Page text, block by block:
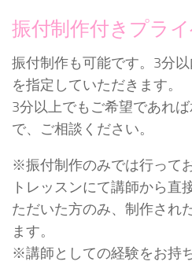
振付制作付きプラ
振付制作も可能です。3分
を指定していただきます。
3分以上でもご希望であれ
で、ご相談ください。
※振付制作のみでは行って
トレッスンにて講師から直
ただいた方のみ、制作され
ます。
※講師としての経験をお持